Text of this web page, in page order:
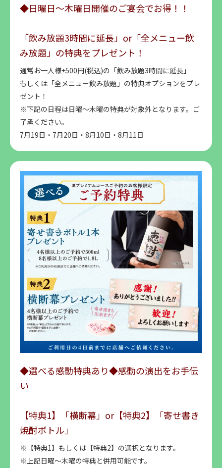
◆日曜日～木曜日開催のご宴会でお得！！
「飲み放題3時間に延長」or「全メニュー飲
み放題」の特典をプレゼント！
通常お一人様+500円(税込)の「飲み放題3時間に延長」
もしくは「全メニュー飲み放題」の特典オプションをプレ
ゼント！
※下記の日程は日曜～木曜の特典が対象外となります。ご
了承ください。
7月19日・7月20日・8月10日・8月11日
◆選べる感動特典あり◆感動の演出をお手伝
い
【特典1】「横断幕」or【特典2】「寄せ書き
焼酎ボトル」
※【特典1】もしくは【特典2】の選択となります。
※上記日曜～木曜の特典と併用可能です。